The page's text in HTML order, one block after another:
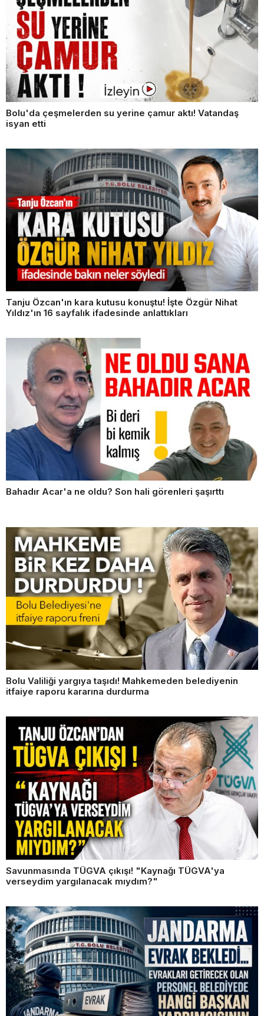
Bolu'da çeşmelerden su yerine çamur aktı! Vatandaş
isyan etti
Tanju Özcan'ın kara kutusu konuştu! İşte Özgür Nihat
Yıldız'ın 16 sayfalık ifadesinde anlattıkları
Bahadır Acar'a ne oldu? Son hali görenleri şaşırttı
Bolu Valiliği yargıya taşıdı! Mahkemeden belediyenin
itfaiye raporu kararına durdurma
Savunmasında TÜGVA çıkışı! "Kaynağı TÜGVA'ya
verseydim yargılanacak mıydım?"